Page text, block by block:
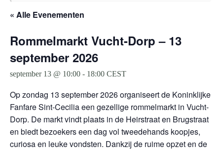
« Alle Evenementen
Rommelmarkt Vucht-Dorp – 13
september 2026
september 13 @ 10:00 - 18:00 CEST
Op zondag 13 september 2026 organiseert de Koninklijke
Fanfare Sint-Cecilia een gezellige rommelmarkt in Vucht-
Dorp. De markt vindt plaats in de Heirstraat en Brugstraat
en biedt bezoekers een dag vol tweedehands koopjes,
curiosa en leuke vondsten. Dankzij de ruime opzet en de